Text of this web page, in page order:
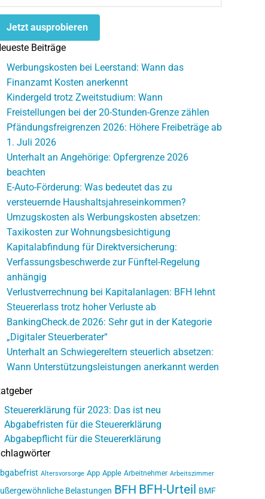
Jetzt ausprobieren
Beiträge
Werbungskosten bei Leerstand: Wann das
Finanzamt Kosten anerkennt
Kindergeld trotz Zweitstudium: Wann
Freistellungen bei der 20-Stunden-Grenze zählen
Pfändungsfreigrenzen 2026: Höhere Freibeträge ab
1. Juli 2026
Unterhalt an Angehörige: Opfergrenze 2026
beachten
E-Auto-Förderung: Was bedeutet das zu
versteuernde Haushaltsjahreseinkommen?
Umzugskosten als Werbungskosten absetzen:
Taxikosten zur Wohnungsbesichtigung
Kapitalabfindung für Direktversicherung:
Verfassungsbeschwerde zur Fünftel-Regelung
anhängig
Verlustverrechnung bei Kapitalanlagen: BFH lehnt
Steuererlass trotz hoher Verluste ab
BankingCheck.de 2026: Sehr gut in der Kategorie
„Digitaler Steuerberater“
Unterhalt an Schwiegereltern steuerlich absetzen:
Wann Unterstützungsleistungen anerkannt werden
Steuererklärung für 2023: Das ist neu
Abgabefristen für die Steuererklärung
Abgabepflicht für die Steuererklärung
Altersvorsorge App Apple Arbeitnehmer Arbeitszimmer
Belastungen BFH BFH-Urteil BMF